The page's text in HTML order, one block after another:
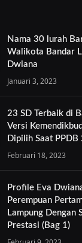
Nama 30 lurah
Walikota Bandar
Dwiana
Januari 3, 2023
23 SD Terbaik di
Versi
Dipilih Saat PPDB
Februari 18, 2023
Profile Eva
Perempuan
Lampung Dengan
Prestasi (Bag 1)